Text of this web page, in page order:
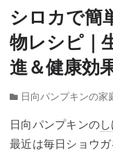
シロカで簡
物レシピ｜
進＆健康効
日向パンプキンの家
日向パンプキンの
最近は毎日ショウ